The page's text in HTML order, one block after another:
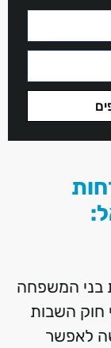
המשפחה
חוק השבות
לאפשר